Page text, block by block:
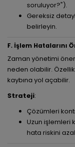
soruluyor?").
Gereksiz
belirleyin.
F. İşlem Hatalarını
Zaman yönetimi
neden olabilir.
kaybına yol açabilir.
Strateji:
Çözümleri
Uzun işlemleri
hata riskini